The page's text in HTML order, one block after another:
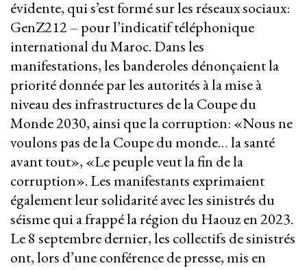
évidente, qui s’est formé sur les réseaux sociaux:
GenZ212 – pour l’indicatif téléphonique
international du Maroc. Dans les
manifestations, les banderoles dénonçaient la
priorité donnée par les autorités à la mise à
niveau des infrastructures de la Coupe du
Monde 2030, ainsi que la corruption: «Nous ne
voulons pas de la Coupe du monde… la santé
avant tout», «Le peuple veut la fin de la
corruption». Les manifestants exprimaient
également leur solidarité avec les sinistrés du
séisme qui a frappé la région du Haouz en 2023.
Le 8 septembre dernier, les collectifs de sinistrés
ont, lors d’une conférence de presse, mis en